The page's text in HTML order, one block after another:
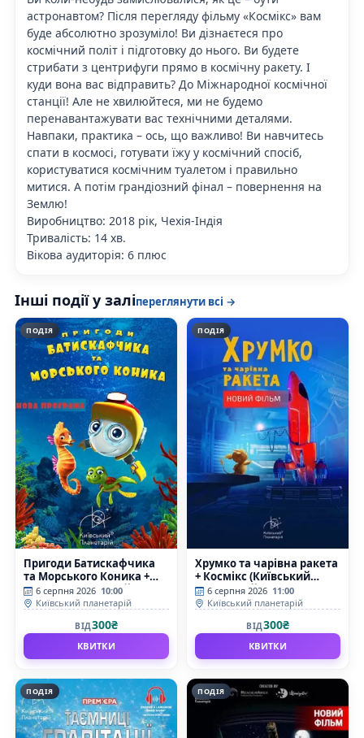
астронавтом? Після перегляду фільму «Космікс» вам
буде абсолютно зрозуміло! Ви дізнаєтеся про
космічний політ і підготовку до нього. Ви будете
стрибати з центрифуги прямо в космічну ракету. І
куди вона вас відправить? До Міжнародної космічної
станції! Але не хвилюйтеся, ми не будемо
перенавантажувати вас технічними деталями.
Навпаки, практика – ось, що важливо! Ви навчитесь
спати в космосі, готувати їжу у космічний спосіб,
користуватися космічним туалетом і правильно
митися. А потім грандіозний фінал – повернення на
Землю!
Виробництво: 2018 рік, Чехія-Індія
Тривалість: 14 хв.
Вікова аудиторія: 6 плюс
Інші події у заліпереглянути всі →
ПОДІЯ
Пригоди Батискафчика
та Морського Коника +
Космікс (Київський
планетарій)
6 серпня 2026 10:00
Київський планетарій
ВІД300₴
КВИТКИ
ПОДІЯ
Хрумко та чарівна ракета
+ Космікс (Київський
планетарій)
6 серпня 2026 11:00
Київський планетарій
ВІД300₴
КВИТКИ
ПОДІЯ ПОДІЯ